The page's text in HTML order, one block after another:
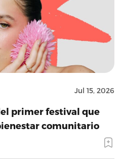
Jul 15, 2026
primer festival que
comunitario